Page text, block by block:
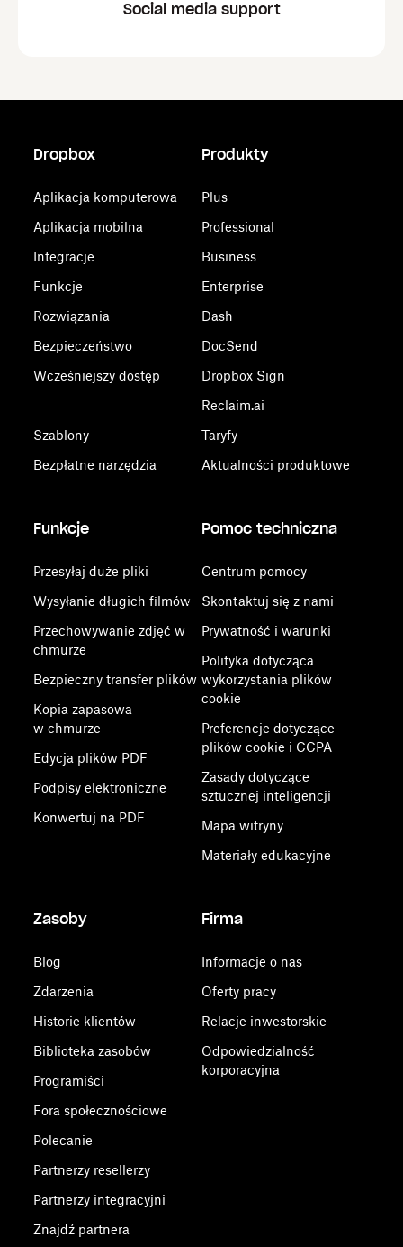
Social media support
Dropbox
Aplikacja komputerowa
Aplikacja mobilna
Integracje
Funkcje
Rozwiązania
Bezpieczeństwo
Wcześniejszy dostęp
Szablony
Bezpłatne narzędzia
Produkty
Plus
Professional
Business
Enterprise
Dash
DocSend
Dropbox Sign
Reclaim.ai
Taryfy
Aktualności produktowe
Funkcje
Przesyłaj duże pliki
Wysyłanie długich filmów
Przechowywanie zdjęć w
chmurze
Bezpieczny transfer plików
Kopia zapasowa
w chmurze
Edycja plików PDF
Podpisy elektroniczne
Konwertuj na PDF
Pomoc techniczna
Centrum pomocy
Skontaktuj się z nami
Prywatność i warunki
Polityka dotycząca
wykorzystania plików
cookie
Preferencje dotyczące
plików cookie i CCPA
Zasady dotyczące
sztucznej inteligencji
Mapa witryny
Materiały edukacyjne
Zasoby
Blog
Zdarzenia
Historie klientów
Biblioteka zasobów
Programiści
Fora społecznościowe
Polecanie
Partnerzy resellerzy
Partnerzy integracyjni
Znajdź partnera
Firma
Informacje o nas
Oferty pracy
Relacje inwestorskie
Odpowiedzialność
korporacyjna